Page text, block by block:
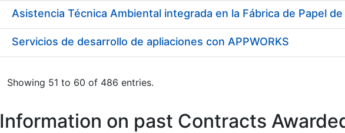
Asistencia Técnica Ambiental integrada en la Fábrica de Papel
Servicios de desarrollo de apliaciones con APPWORKS
Showing 51 to 60 of 486 entries.
Information on past Contracts